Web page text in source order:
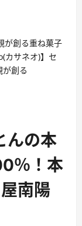
が創る重ね菓子
カサネオ)】セ
創る
んの本
％！本
南陽